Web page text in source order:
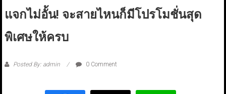
แจกไม่อั้น! จะสายไหนก็มีโปรโมชั่นสุด
พิเศษให้ครบ
Posted By: admin 0 Comment